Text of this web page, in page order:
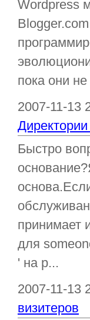
Wordpress
пока они
2007-11-13
Быстро
принимает
для
' на р...
2007-11-13
визитеров